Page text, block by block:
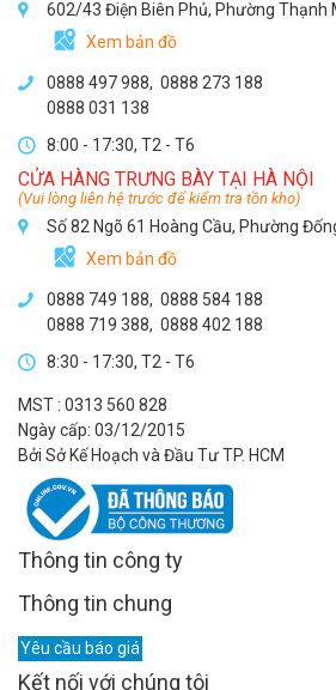
602/43 Điện Biên Phủ, Phường Thạnh
Xem bản đồ
0888 497 988, 0888 273 188
0888 031 138
8:00 - 17:30, T2 - T6
CỬA HÀNG TRƯNG BÀY TẠI HÀ NỘI
(Vui lòng liên hệ trước để kiểm tra tồn kho)
Số 82 Ngõ 61 Hoàng Cầu, Phường
Xem bản đồ
0888 749 188, 0888 584 188
0888 719 388, 0888 402 188
8:30 - 17:30, T2 - T6
MST : 0313 560 828
Ngày cấp: 03/12/2015
Bởi Sở Kế Hoạch và Đầu Tư TP. HCM
Thông tin công ty
Thông tin chung
Yêu cầu báo giá
Kết nối với chúng tôi